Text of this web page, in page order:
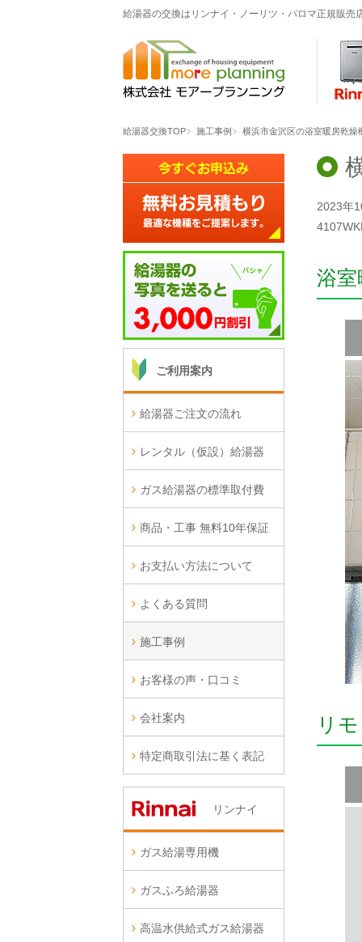
給湯器の交換はリンナイ・ノーリツ・パロマ正規販売
給湯器交換TOP 施工事例 横浜市金沢区の浴室暖房乾燥
2023年
浴室
リ
ご利用案内
給湯器ご注文の流れ
レンタル（仮設）給湯器
ガス給湯器の標準取付費
商品・工事 無料10年保証
お支払い方法について
よくある質問
施工事例
お客様の声・口コミ
会社案内
特定商取引法に基く表記
リンナイ
ガス給湯専用機
ガスふろ給湯器
高温水供給式ガス給湯器